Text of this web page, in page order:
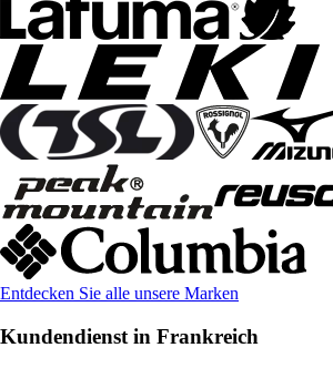
Entdecken Sie alle unsere Marken
Kundendienst in Frankreich